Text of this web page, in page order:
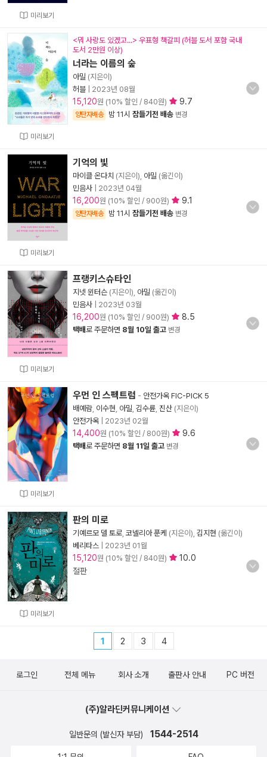
미리보기
미리보기
<뭐 사랑도 있겠고...> 우표형 책갈피 (허블 도서 포함 국내
도서 2만원 이상)
너라는 이름의 숲
아밀 (지은이)
허블
2023년 08월
15,120원 (10% 할인 / 840원) 9.7
양탄자배송 밤 11시 잠들기전 배송 변경
미리보기
기억의 빛
마이클 온다치 (지은이), 아밀 (옮긴이)
민음사
2023년 04월
16,200원 (10% 할인 / 900원) 9.1
양탄자배송 밤 11시 잠들기전 배송 변경
미리보기
프랭키스슈타인
지넷 윈터슨 (지은이), 아밀 (옮긴이)
민음사
2023년 03월
16,200원 (10% 할인 / 900원) 8.5
택배로 주문하면 8월 10일 출고 변경
미리보기
우먼 인 스펙트럼 - 안전가옥 FIC-PICK 5
배예람 이수현 아밀 김수륜 진산 (지은이)
안전가옥
2023년 02월
14,400원 (10% 할인 / 800원) 9.6
택배로 주문하면 8월 11일 출고 변경
미리보기
판의 미로
기예르모 델 토로 코넬리아 푼케 (지은이), 김지현 (옮긴이)
베리타스
2023년 01월
15,120원 (10% 할인 / 840원)
10.0
절판
1 2 3 4
로그인 전체 메뉴 회사 소개 출판사 안내 PC 버전
(주)알라딘커뮤니케이션
일반문의 (발신자 부담) 1544-2514